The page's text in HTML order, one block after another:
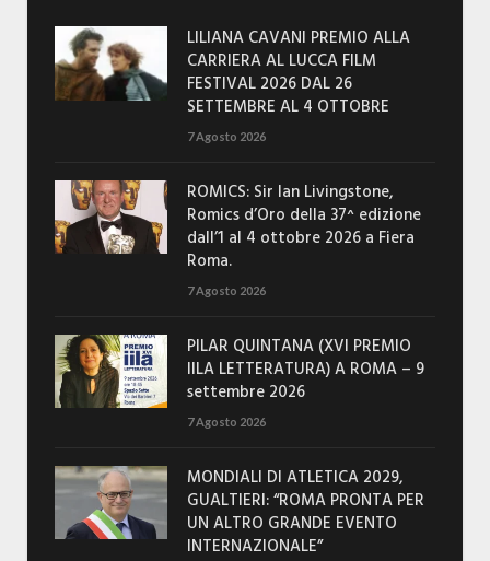
LILIANA CAVANI PREMIO ALLA
CARRIERA AL LUCCA FILM
FESTIVAL 2026 DAL 26
SETTEMBRE AL 4 OTTOBRE
7 Agosto 2026
ROMICS: Sir Ian Livingstone,
Romics d’Oro della 37^ edizione
dall’1 al 4 ottobre 2026 a Fiera
Roma.
7 Agosto 2026
PILAR QUINTANA (XVI PREMIO
IILA LETTERATURA) A ROMA – 9
settembre 2026
7 Agosto 2026
MONDIALI DI ATLETICA 2029,
GUALTIERI: “ROMA PRONTA PER
UN ALTRO GRANDE EVENTO
INTERNAZIONALE”